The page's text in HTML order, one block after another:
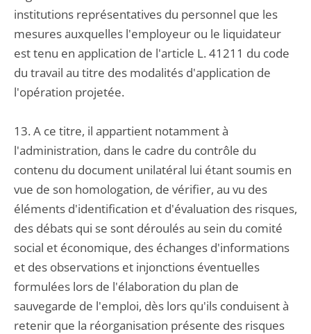
institutions représentatives du personnel que les
mesures auxquelles l'employeur ou le liquidateur
est tenu en application de l'article L. 41211 du code
du travail au titre des modalités d'application de
l'opération projetée.
13. A ce titre, il appartient notamment à
l'administration, dans le cadre du contrôle du
contenu du document unilatéral lui étant soumis en
vue de son homologation, de vérifier, au vu des
éléments d'identification et d'évaluation des risques,
des débats qui se sont déroulés au sein du comité
social et économique, des échanges d'informations
et des observations et injonctions éventuelles
formulées lors de l'élaboration du plan de
sauvegarde de l'emploi, dès lors qu'ils conduisent à
retenir que la réorganisation présente des risques